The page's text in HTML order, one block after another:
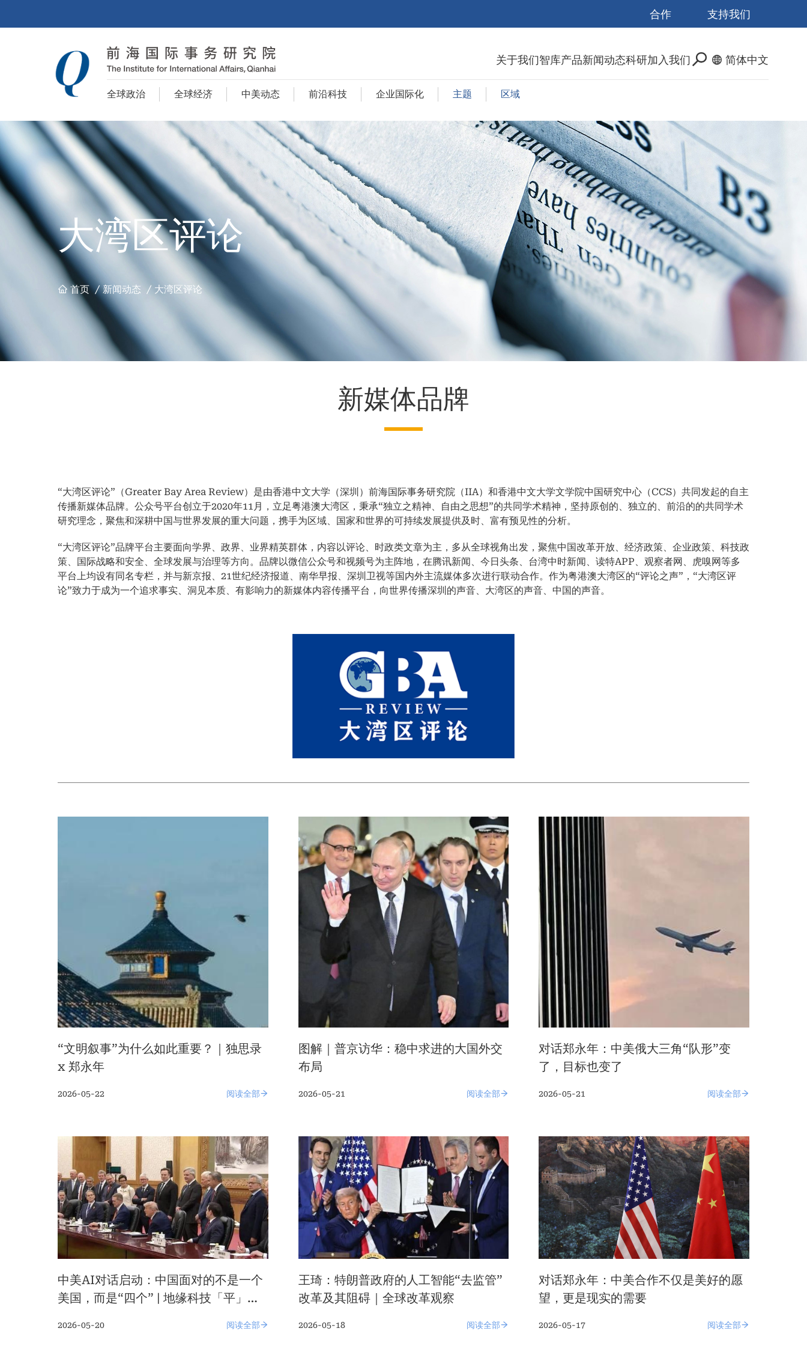
合作 支持我们
关于我们智库产品新闻动态科研加入我们 简体中文
全球政治 全球经济 中美动态 前沿科技 企业国际化 主题 区域
大湾区评论
面
首页 / 新闻动态 / 大湾区评论
新媒体品牌
“大湾区评论”（Greater Bay Area Review）是由香港中文大学（深圳）前海国际事务研究院（IIA）和香港中文大学文学院中国研究中心（CCS）共同发起的自主
传播新媒体品牌。公众号平台创立于2020年11月，立足粤港澳大湾区，秉承“独立之精神、自由之思想”的共同学术精神，坚持原创的、独立的、前沿的的共同学术
研究理念，聚焦和深耕中国与世界发展的重大问题，携手为区域、国家和世界的可持续发展提供及时、富有预见性的分析。
“大湾区评论”品牌平台主要面向学界、政界、业界精英群体，内容以评论、时政类文章为主，多从全球视角出发，聚焦中国改革开放、经济政策、企业政策、科技政
策、国际战略和安全、全球发展与治理等方向。品牌以微信公众号和视频号为主阵地，在腾讯新闻、今日头条、台湾中时新闻、读特APP、观察者网、虎嗅网等多
平台上均设有同名专栏，并与新京报、21世纪经济报道、南华早报、深圳卫视等国内外主流媒体多次进行联动合作。作为粤港澳大湾区的“评论之声”，“大湾区评
论”致力于成为一个追求事实、洞见本质、有影响力的新媒体内容传播平台，向世界传播深圳的声音、大湾区的声音、中国的声音。
“文明叙事”为什么如此重要？｜独思录
x 郑永年
2026-05-22 阅读全部
图解｜普京访华：稳中求进的大国外交
布局
2026-05-21 阅读全部
对话郑永年：中美俄大三角“队形”变
了，目标也变了
2026-05-21 阅读全部
中美AI对话启动：中国面对的不是一个
美国，而是“四个” | 地缘科技「平」论
2026-05-20 阅读全部
王琦：特朗普政府的人工智能“去监管”
改革及其阻碍｜全球改革观察
2026-05-18 阅读全部
对话郑永年：中美合作不仅是美好的愿
望，更是现实的需要
2026-05-17 阅读全部